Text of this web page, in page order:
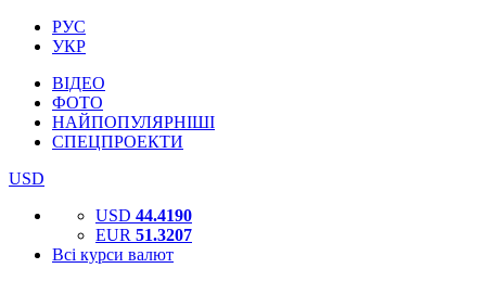
РУС
УКР
ВІДЕО
ФОТО
НАЙПОПУЛЯРНІШІ
СПЕЦПРОЕКТИ
USD
USD 44.4190
EUR 51.3207
Всі курси валют